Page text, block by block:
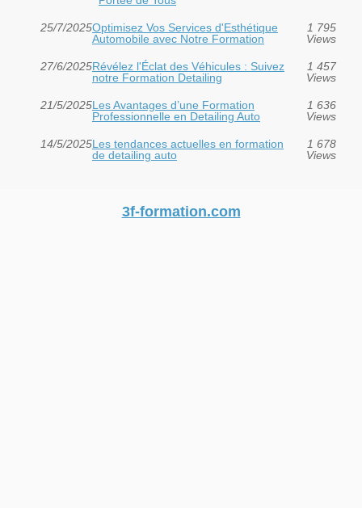
25/7/2025Optimisez Vos Services d'Esthétique
Automobile avec Notre Formation
1 795
Views
27/6/2025Révélez l'Éclat des Véhicules : Suivez
notre Formation Detailing
1 457
Views
21/5/2025Les Avantages d’une Formation
Professionnelle en Detailing Auto
1 636
Views
14/5/2025Les tendances actuelles en formation
de detailing auto
1 678
Views
3f-formation.com